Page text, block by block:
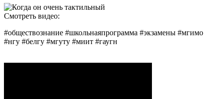
Смотреть видео:
#обществознание #школьнаяпрограмма #экзамены #мгимо
#нгу #белгу #мгуту #миит #гаугн